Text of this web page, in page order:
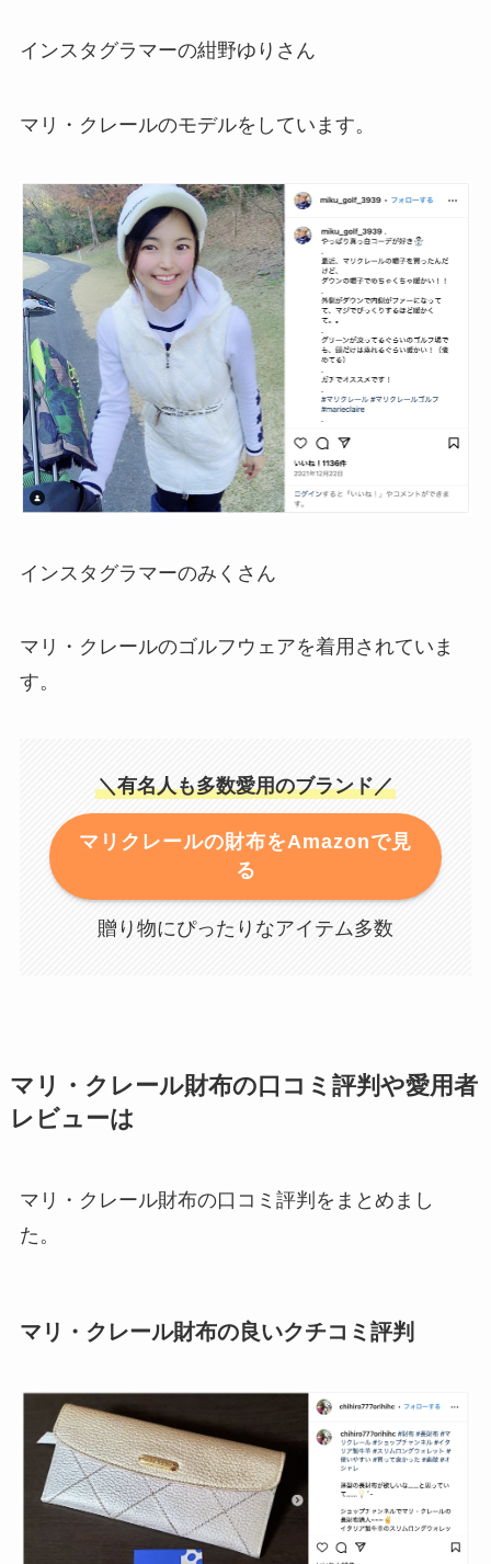
インスタグラマーの紺野ゆりさん
マリ・クレールのモデルをしています。
インスタグラマーのみくさん
マリ・クレールのゴルフウェアを着用されていま
す。
＼有名人も多数愛用のブランド／
マリクレールの財布をAmazonで見
る
贈り物にぴったりなアイテム多数
マリ・クレール財布の口コミ評判や愛用者
レビューは
マリ・クレール財布の口コミ評判をまとめまし
た。
マリ・クレール財布の良いクチコミ評判